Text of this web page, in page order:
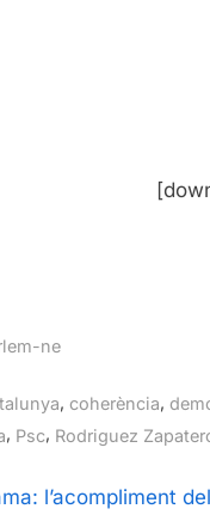
ne
, coherència,
, Psc, Rodriguez
l’acompliment del